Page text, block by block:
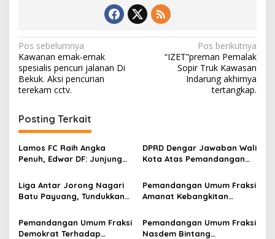
N
a
v
i
g
a
s
i
p
o
s
Pos sebelumnya
Kawanan emak-emak
spesialis pencuri jalanan Di
Bekuk. Aksi pencurian
terekam cctv.
Pos berikutnya
“IZET”preman Pemalak
Sopir Truk Kawasan
Indarung akhirnya
tertangkap.
Posting Terkait
Lamos FC Raih Angka
Penuh, Edwar DF: Junjung
DPRD Dengar Jawaban Wali
Kota Atas Pemandangan
Ranperda APBD Kota
Payakumbuh Tahun
Anggaran 2022
Liga Antar Jorong Nagari
Batu Payuang, Tundukkan
Lareh Nan Panjang Ke
Puncak Klasemen
Pemandangan Umum Fraksi
Amanat Kebangkitan
Ranperda APBD Kota
Payakumbuh Tahun 2022
Pemandangan Umum Fraksi
Demokrat Terhadap
Pemandangan Umum Fraksi
Nasdem Bintang